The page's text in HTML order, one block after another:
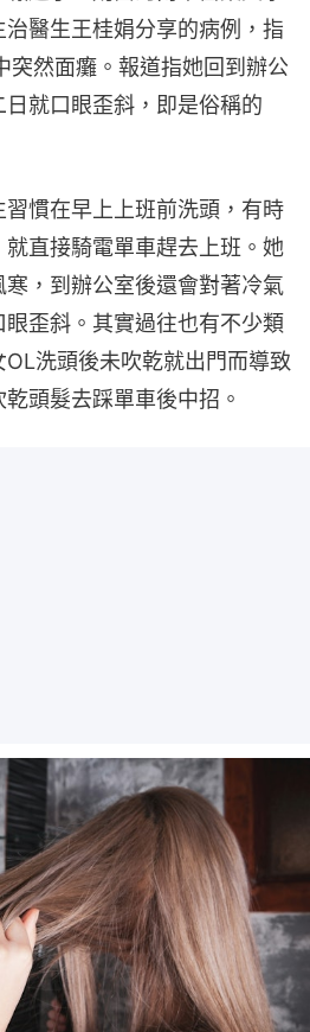
醫生王桂娟分享的病例，指
突然面癱。報道指她回到辦公
就口眼歪斜，即是俗稱的
慣在早上上班前洗頭，有時
直接騎電單車趕去上班。她
，到辦公室後還會對著冷氣
歪斜。其實過往也有不少類
洗頭後未吹乾就出門而導致
頭髮去踩單車後中招。